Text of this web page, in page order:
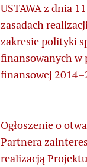
USTAWA z dnia
zasadach
zakresie polityki
finansowanych w
finansowej
Ogłoszenie o
Partnera
realizacją